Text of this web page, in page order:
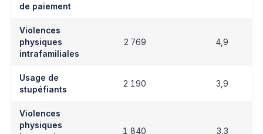
de paiement
Violences
physiques
intrafamiliales
2 769 4,9
Usage de
stupéfiants
2 190 3,9
Violences
physiques
1 840 3,3